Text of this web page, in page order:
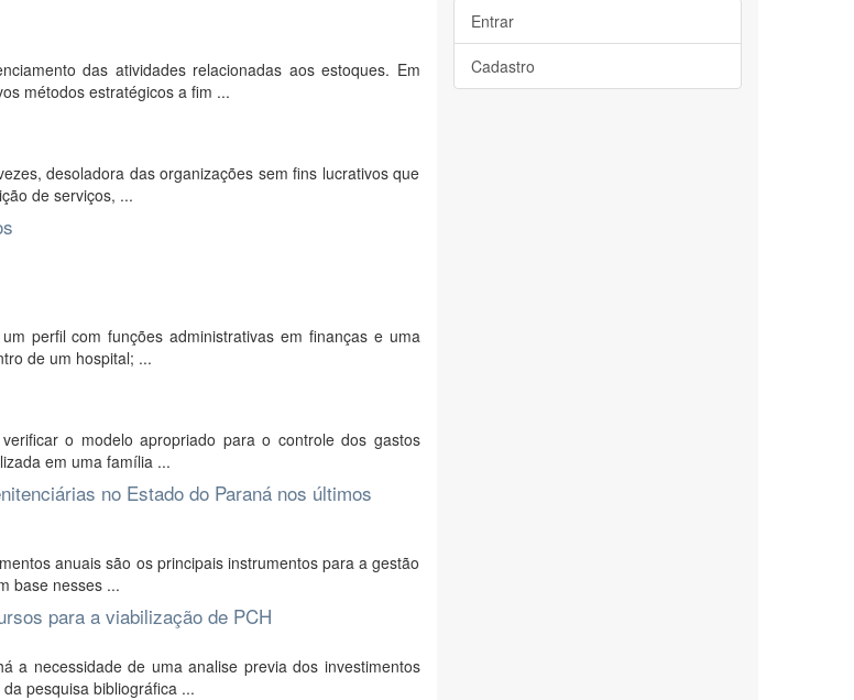
das atividades relacionadas aos estoques. Em
métodos estratégicos a fim ...
desoladora das organizações sem fins lucrativos que
de serviços, ...
perfil com funções administrativas em finanças e uma
de um hospital; ...
o modelo apropriado para o controle dos gastos
em uma família ...
no Estado do Paraná nos últimos
anuais são os principais instrumentos para a gestão
base nesses ...
para a viabilização de PCH
a necessidade de uma analise previa dos investimentos
pesquisa bibliográfica ...
Entrar
Cadastro